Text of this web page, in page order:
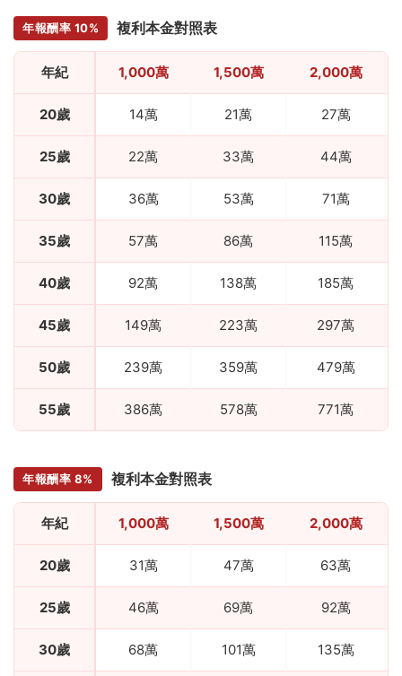
年報酬率 10% 複利本金對照表
年紀 1,000萬 1,500萬 2,000萬
20歲 14萬 21萬 27萬
25歲 22萬 33萬 44萬
30歲 36萬 53萬 71萬
35歲 57萬 86萬 115萬
40歲 92萬 138萬 185萬
45歲 149萬 223萬 297萬
50歲 239萬 359萬 479萬
55歲 386萬 578萬 771萬
年報酬率 8% 複利本金對照表
年紀 1,000萬 1,500萬 2,000萬
20歲 31萬 47萬 63萬
25歲 46萬 69萬 92萬
30歲 68萬 101萬 135萬